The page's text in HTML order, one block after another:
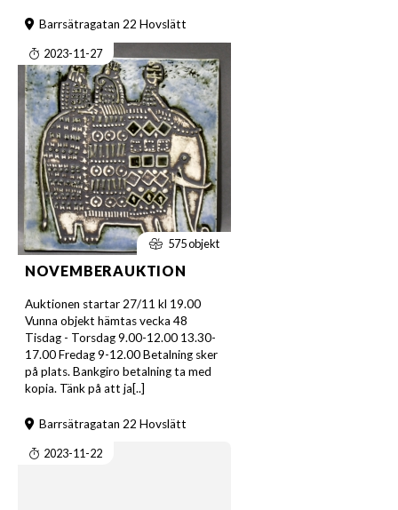
Barrsätragatan 22 Hovslätt
2023-11-27
575 objekt
NOVEMBERAUKTION
Auktionen startar 27/11 kl 19.00
Vunna objekt hämtas vecka 48
Tisdag - Torsdag 9.00-12.00 13.30-
17.00 Fredag 9-12.00 Betalning sker
på plats. Bankgiro betalning ta med
kopia. Tänk på att ja[..]
Barrsätragatan 22 Hovslätt
2023-11-22